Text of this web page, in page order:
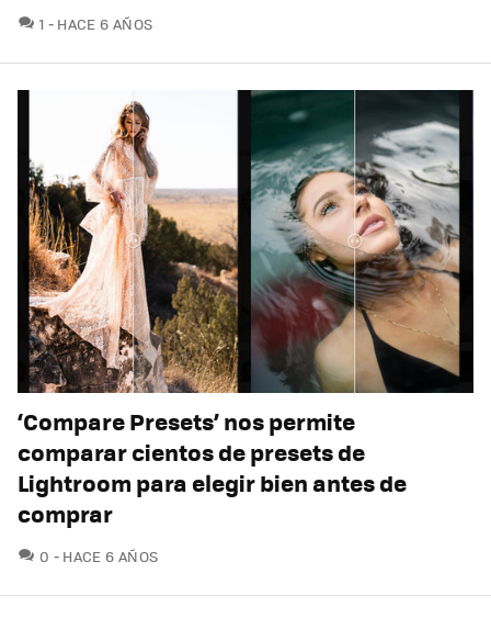
1 COMENTARIOS
HACE 6 AÑOS
‘Compare Presets’ nos permite
comparar cientos de presets de
Lightroom para elegir bien antes de
comprar
0 COMENTARIOS
HACE 6 AÑOS